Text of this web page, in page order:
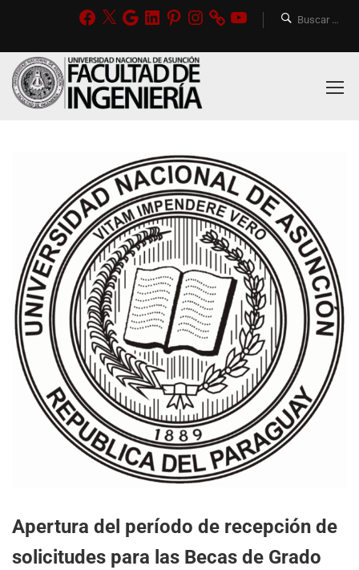
Apertura del período de recepción de
solicitudes para las Becas de Grado